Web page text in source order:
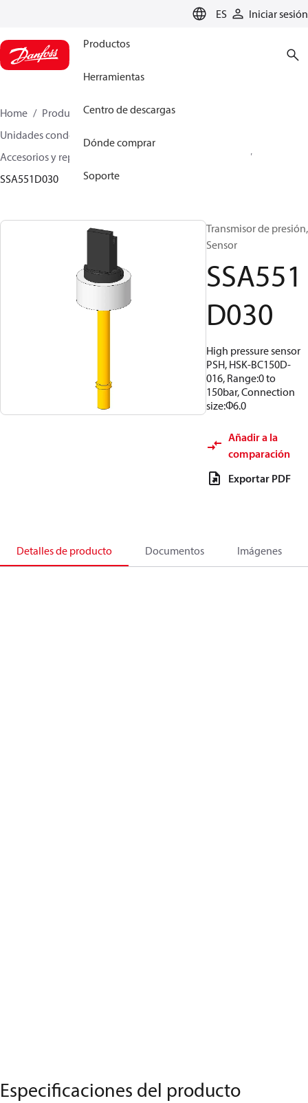
ES Iniciar sesión
Productos
Herramientas
Centro de descargas
Dónde comprar
Soporte
Home Productos
Climate Solutions for cooling
Unidades condensadoras
Accesorios y repuestos para unidades condensadoras
SSA551D030
Transmisor de presión,
Sensor
SSA551
D030
High pressure sensor
PSH, HSK-BC150D-
016, Range:0 to
150bar, Connection
size:Φ6.0
Añadir a la
comparación
Exportar PDF
Detalles de producto Documentos Imágenes
Especificaciones del producto